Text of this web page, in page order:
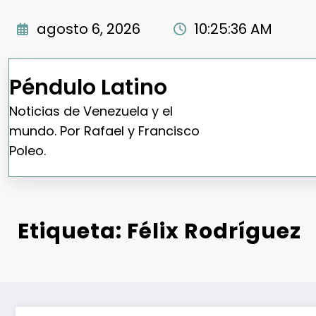
agosto 6, 2026 10:25:37 AM
Péndulo Latino
Noticias de Venezuela y el
mundo. Por Rafael y Francisco
Poleo.
Etiqueta: Félix Rodríguez